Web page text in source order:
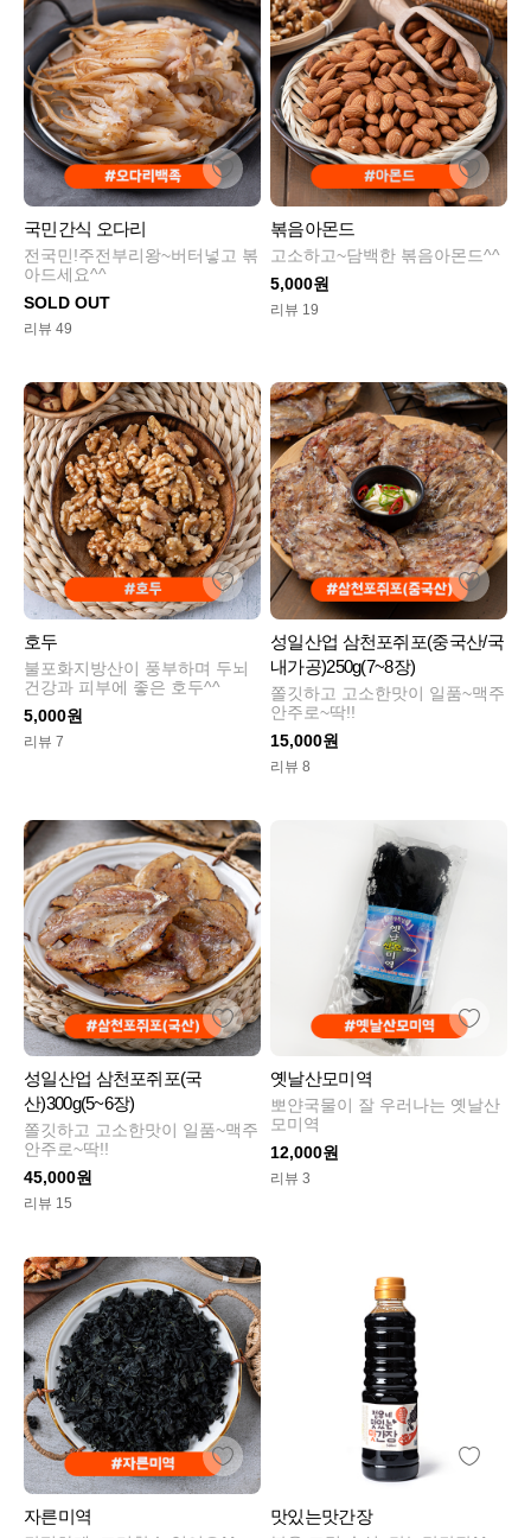
국민간식 오다리
전국민!주전부리왕~버터넣고 볶
아드세요^^
SOLD OUT
리뷰 49
볶음아몬드
고소하고~담백한 볶음아몬드^^
5,000원
리뷰 19
호두
불포화지방산이 풍부하며 두뇌
건강과 피부에 좋은 호두^^
5,000원
리뷰 7
성일산업 삼천포쥐포(중국산/국
내가공)250g(7~8장)
쫄깃하고 고소한맛이 일품~맥주
안주로~딱!!
15,000원
리뷰 8
성일산업 삼천포쥐포(국
산)300g(5~6장)
쫄깃하고 고소한맛이 일품~맥주
안주로~딱!!
45,000원
리뷰 15
옛날산모미역
뽀얀국물이 잘 우러나는 옛날산
모미역
12,000원
리뷰 3
자른미역 맛있는맛간장